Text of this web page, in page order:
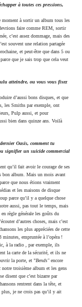
à toutes ces pressions,
moment à sortir un album tous les
faire comme REM, sortir
c’est assez dommage, mais des
souvent une relation partagée
et peut-être que dans 5 ou
que je sais trop que cela veut
atteindre, ou vous vous fixez
d’aussi bons disques, et que
les Smiths par exemple, ont
Pulp aussi, et pour
bien dans quinze ans. Voilà
Oasis, comment tu
signifier un suicide commercial
qu’il fait avoir le courage de ses
bon album. Mais un mois avant
que nous étions vraiment
et les maisons de disque
parce qu’il y a quelque chose
aussi, pas tout le temps, mais
règle générale les goûts du
d’autres choses, mais c’est
les plus appréciées de cette
minutes, empruntée à l’opéra !
à la radio , par exemple, ils
la carte de la sécurité, et ils ne
la porte, et "Bends" encore
notre troisième album et les gens
disent que c’est bizarre par
rentrent dans la tête, et
plus, je ne crois pas qu’il y ait